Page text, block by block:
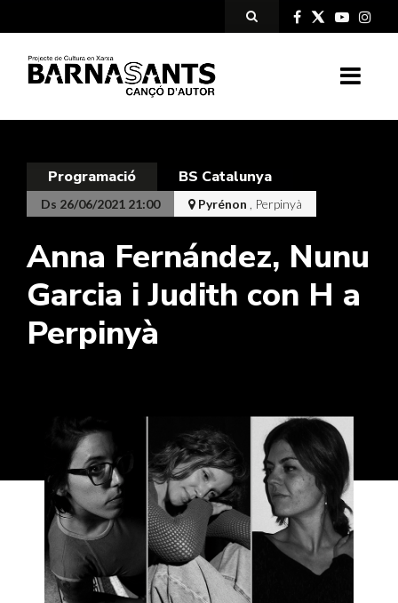
Programació BS Catalunya
Ds 26/06/2021 21:00 Pyrénon , Perpinyà
Anna Fernández, Nunu
Garcia i Judith con H a
Perpinyà